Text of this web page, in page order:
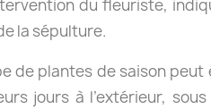
du fleuriste,
la sépulture.
de plantes de saison
jours à l’extérieur,